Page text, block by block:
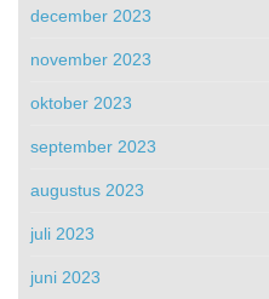
december 2023
november 2023
oktober 2023
september 2023
augustus 2023
juli 2023
juni 2023